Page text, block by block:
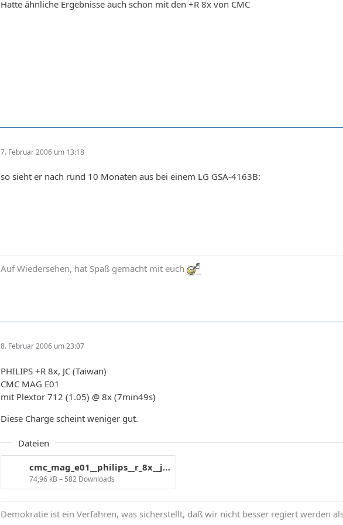
Hatte ähnliche Ergebnisse auch schon mit den +R 8x von CMC
7. Februar 2006 um 13:18
so sieht er nach rund 10 Monaten aus bei einem LG GSA-4163B:
Auf Wiedersehen, hat Spaß gemacht mit euch
8. Februar 2006 um 23:07
PHILIPS +R 8x, JC (Taiwan)
CMC MAG E01
mit Plextor 712 (1.05) @ 8x (7min49s)
Diese Charge scheint weniger gut.
Dateien
cmc_mag_e01__philips__r_8x__jc__eisen9___8x_114.gif
74,96 kB – 582 Downloads
Demokratie ist ein Verfahren, was sicherstellt, daß wir nicht besser regiert werden